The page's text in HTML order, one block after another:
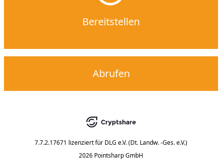
Bereitstellen
Abrufen
7.7.2.17671 lizenziert für DLG e.V. (Dt. Landw. -Ges. e.V.)
2026 Pointsharp GmbH